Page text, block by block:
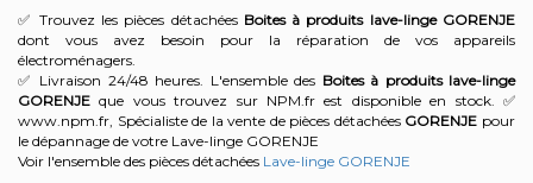
✅ Trouvez les pièces détachées Boites à produits lave-linge GORENJE
dont vous avez besoin pour la réparation de vos appareils
électroménagers.
✅ Livraison 24/48 heures. L'ensemble des Boites à produits lave-linge
GORENJE que vous trouvez sur NPM.fr est disponible en stock. ✅
www.npm.fr, Spécialiste de la vente de pièces détachées GORENJE pour
le dépannage de votre Lave-linge GORENJE
Voir l'ensemble des pièces détachées Lave-linge GORENJE